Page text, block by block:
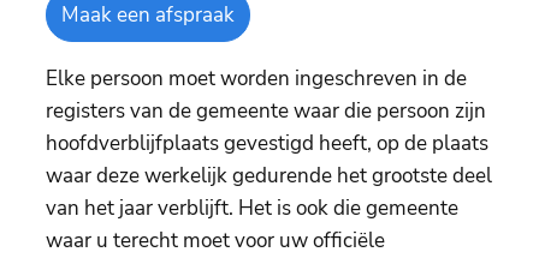
Maak een afspraak
Elke persoon moet worden ingeschreven in de
registers van de gemeente waar die persoon zijn
hoofdverblijfplaats gevestigd heeft, op de plaats
waar deze werkelijk gedurende het grootste deel
van het jaar verblijft. Het is ook die gemeente
waar u terecht moet voor uw officiële